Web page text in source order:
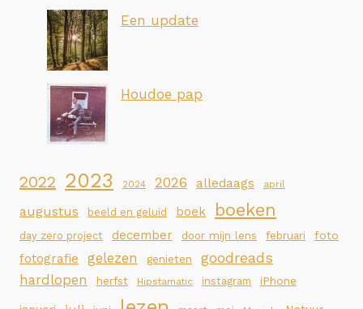
Een update
Houdoe pap
2022 2023 2024 2026 alledaags april
augustus beeld en geluid boek boeken
day zero project december door mijn lens februari foto
fotografie gelezen genieten goodreads
hardlopen herfst Hipstamatic instagram iPhone